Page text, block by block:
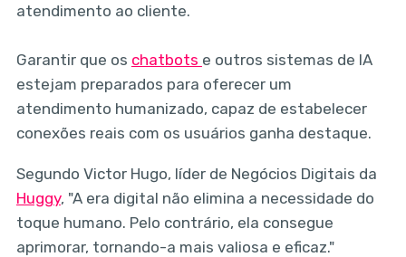
atendimento ao cliente.
Garantir que os chatbots e outros sistemas de IA
estejam preparados para oferecer um
atendimento humanizado, capaz de estabelecer
conexões reais com os usuários ganha destaque.
Segundo Victor Hugo, líder de Negócios Digitais da
Huggy, "A era digital não elimina a necessidade do
toque humano. Pelo contrário, ela consegue
aprimorar, tornando-a mais valiosa e eficaz."